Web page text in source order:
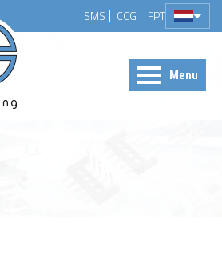
SMS CCG FPT
Menu